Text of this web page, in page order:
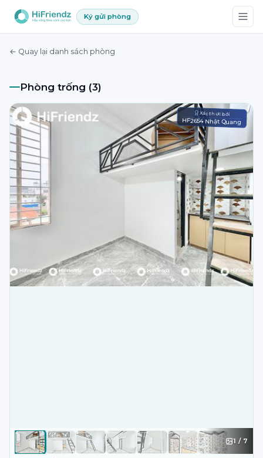
Ký gửi phòng
← Quay lại danh sách phòng
Phòng trống (3)
Xác thực bởi
HF2654 Nhật Quang
1 / 7